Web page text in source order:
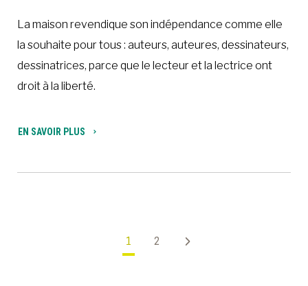
La maison revendique son indépendance comme elle
la souhaite pour tous : auteurs, auteures, dessinateurs,
dessinatrices, parce que le lecteur et la lectrice ont
droit à la liberté.
EN SAVOIR PLUS
1 2